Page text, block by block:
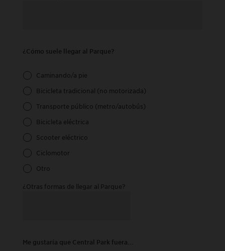
¿Cómo suele llegar al Parque?
Caminando/a pie
Bicicleta tradicional (no motorizada)
Transporte público (metro/autobús)
Bicicleta eléctrica
Scooter eléctrico
Ciclomotor
Otro
¿Otras formas de llegar al Parque?
Me gustaría que Central Park fuera...